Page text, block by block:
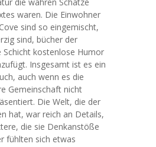
waren. Die Einwohner
sind so eingemischt,
sind, bücher der
Schicht kostenlose Humor
Insgesamt ist es ein
auch wenn es die
Gemeinschaft nicht
Die Welt, die der
hat, war reich an Details,
die sie Denkanstöße
fühlten sich etwas